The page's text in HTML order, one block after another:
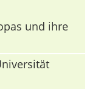
und ihre